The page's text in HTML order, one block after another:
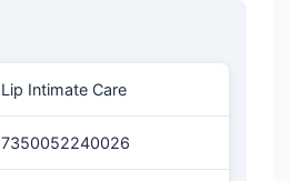
Lip Intimate Care
7350052240026